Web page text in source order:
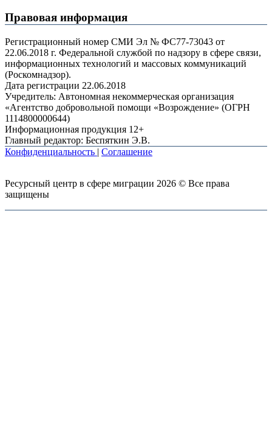
Правовая информация
Регистрационный номер СМИ Эл № ФС77-73043 от
22.06.2018 г. Федеральной службой по надзору в сфере связи,
информационных технологий и массовых коммуникаций
(Роскомнадзор).
Дата регистрации 22.06.2018
Учредитель: Автономная некоммерческая организация
«Агентство добровольной помощи «Возрождение» (ОГРН
1114800000644)
Информационная продукция 12+
Главный редактор: Беспяткин Э.В.
Конфиденциальность | Соглашение
Ресурсный центр в сфере миграции 2026 © Все права
защищены